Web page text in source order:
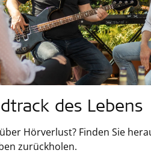
des Lebens
Hörverlust? Finden Sie
zurückholen.